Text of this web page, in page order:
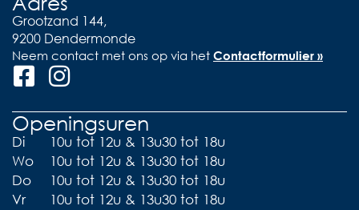
Grootzand 144,
9200 Dendermonde
Neem contact met ons op via het Contactformulier »
Openingsuren
Di
10u tot 12u & 13u30 tot 18u
Wo
10u tot 12u & 13u30 tot 18u
Do
10u tot 12u & 13u30 tot 18u
Vr
10u tot 12u & 13u30 tot 18u